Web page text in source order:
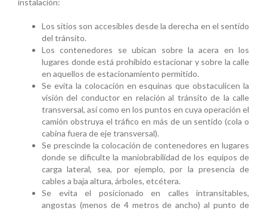
instalación:
Los sitios son accesibles desde la derecha en el sentido
del tránsito.
Los contenedores se ubican sobre la acera en los
lugares donde está prohibido estacionar y sobre la calle
en aquellos de estacionamiento permitido.
Se evita la colocación en esquinas que obstaculicen la
visión del conductor en relación al tránsito de la calle
transversal, así como en los puntos en cuya operación el
camión obstruya el tráfico en más de un sentido (cola o
cabina fuera de eje transversal).
Se prescinde la colocación de contenedores en lugares
donde se dificulte la maniobrabilidad de los equipos de
carga lateral, sea, por ejemplo, por la presencia de
cables a baja altura, árboles, etcétera.
Se evita el posicionado en calles intransitables,
angostas (menos de 4 metros de ancho) al punto de